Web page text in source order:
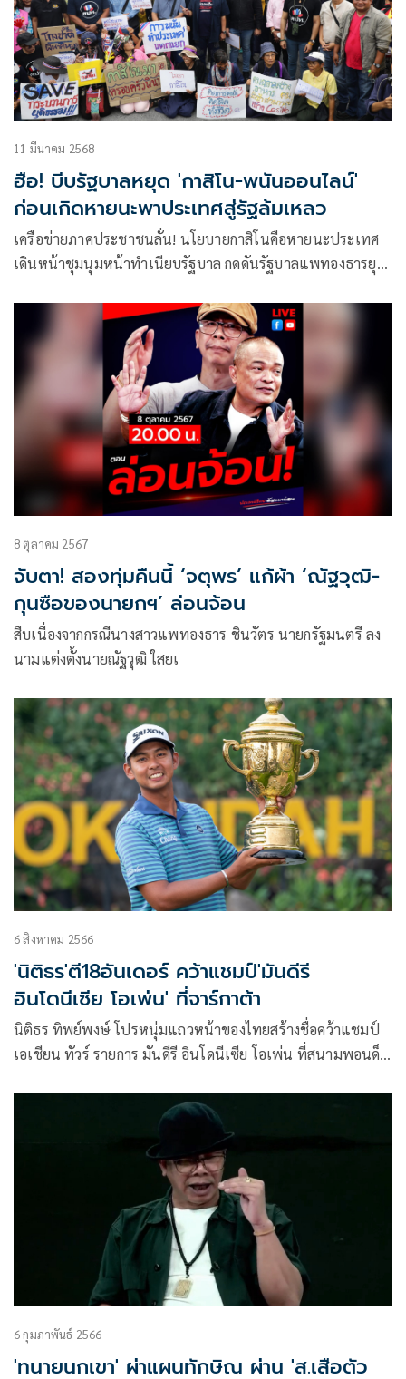
11 มีนาคม 2568
ฮือ! บีบรัฐบาลหยุด 'กาสิโน-พนันออนไลน์'
ก่อนเกิดหายนะพาประเทศสู่รัฐล้มเหลว
เครือข่ายภาคประชาชนลั่น! นโยบายกาสิโนคือหายนะประเทศ
เดินหน้าชุมนุมหน้าทำเนียบรัฐบาล กดดันรัฐบาลแพทองธารยุติ
เดินหน้าต่อ อาจนำไปสู่ ‘รัฐล้มเหลว’
8 ตุลาคม 2567
จับตา! สองทุ่มคืนนี้ ‘จตุพร’ แก้ผ้า ‘ณัฐวุฒิ-
กุนซือของนายกฯ’ ล่อนจ้อน
สืบเนื่องจากกรณีนางสาวแพทองธาร ชินวัตร นายกรัฐมนตรี ลง
นามแต่งตั้งนายณัฐวุฒิ ใสยเ
6 สิงหาคม 2566
'นิติธร'ตี18อันเดอร์ คว้าแชมป์'มันดีรี
อินโดนีเซีย โอเพ่น' ที่จาร์กาต้า
นิติธร ทิพย์พงษ์ โปรหนุ่มแถวหน้าของไทยสร้างชื่อคว้าแชมป์
เอเชียน ทัวร์ รายการ มันดีรี อินโดนีเซีย โอเพ่น ที่สนามพอนด็
ที่ผ่านมา หลังจบด้วยสกอร์รวม 18 อันเดอร์พาร์ 270 ชนะสาม
โปรจอมแกร่งของทัวร์ไปสองสโตรค
6 กุมภาพันธ์ 2566
'ทนายนกเขา' ผ่าแผนทักษิณ ผ่าน 'ส.เสือตัว